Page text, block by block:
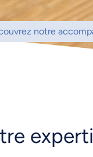
notre